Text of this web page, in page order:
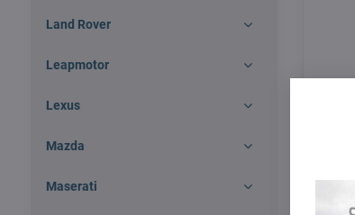
Land Rover
Leapmotor
Lexus
Mazda
Maserati